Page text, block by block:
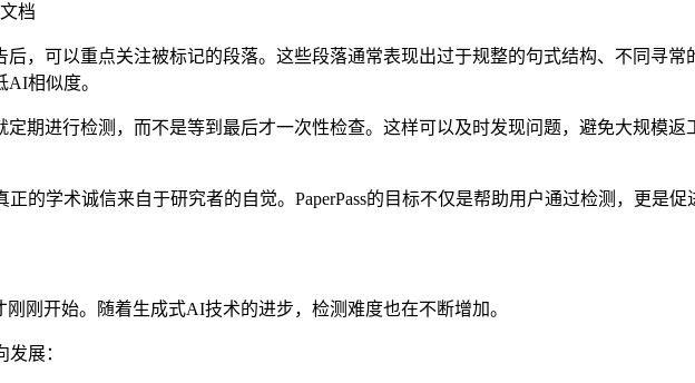
档
，可以重点关注被标记的段落。这些段落通常表现出过于规整的句式结构、不同寻
相似度。
期进行检测，而不是等到最后才一次性检查。这样可以及时发现问题，避免大规模
的学术诚信来自于研究者的自觉。PaperPass的目标不仅是帮助用户通过检测，更是促
刚开始。随着生成式AI技术的进步，检测难度也在不断增加。
展：